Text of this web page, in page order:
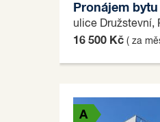
Pronájem
ulice Družstevní,
16 500 Kč ( za
A